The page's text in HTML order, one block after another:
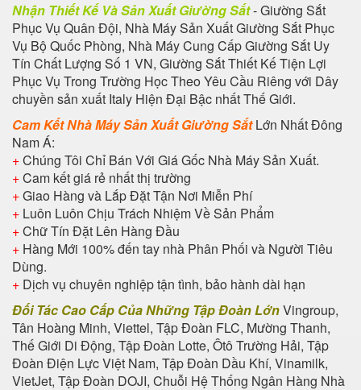
Nhận Thiết Kế Và Sản Xuất Giường Sắt- Giường Sắt
Phục Vụ Quân Đội, Nhà Máy Sản Xuất Giường Sắt Phục
Vụ Bộ Quốc Phòng, Nhà Máy Cung Cấp Giường Sắt Uy
Tín Chất Lượng Số 1 VN, Giường Sắt Thiết Kế Tiện Lợi
Phục Vụ Trong Trường Học Theo Yêu Cầu Riêng với Dây
chuyền sản xuất Italy Hiện Đại Bậc nhất Thế Giới.
Cam Kết Nhà Máy Sản Xuất Giường SắtLớn Nhất Đông
Nam Á:
+Chúng Tôi Chỉ Bán Với Giá Gốc Nhà Máy Sản Xuất.
+Cam kết giá rẻ nhất thị trường
+Giao Hàng và Lắp Đặt Tận Nơi Miễn Phí
+ Luôn Luôn Chịu Trách Nhiệm Về Sản Phẩm
+Chữ Tín Đặt Lên Hàng Đầu
+ Hàng Mới 100% đến tay nhà Phân Phối và Người Tiêu
Dùng.
+ Dịch vụ chuyên nghiệp tận tình, bảo hành dài hạn
Đối Tác Cao Cấp Của Những Tập Đoàn LớnVingroup,
Tân Hoàng Minh, Viettel, Tập Đoàn FLC, Mường Thanh,
Thế Giới Di Động, Tập Đoàn Lotte, Ôtô Trường Hải, Tập
Đoàn Điện Lực Việt Nam, Tập Đoàn Dầu Khí, Vinamilk,
VietJet, Tập Đoàn DOJI, Chuỗi Hệ Thống Ngân Hàng Nhà